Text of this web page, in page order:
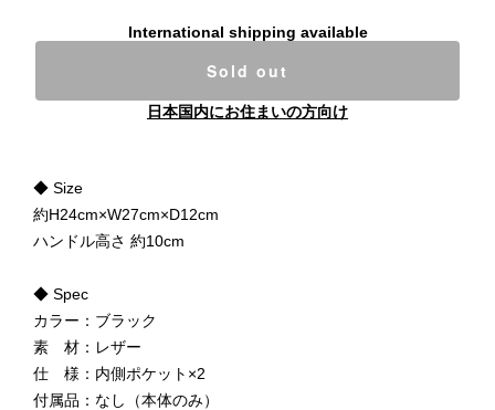
International shipping available
Sold out
日本国内にお住まいの方向け
◆ Size
約H24cm×W27cm×D12cm
ハンドル高さ 約10cm
◆ Spec
カラー：ブラック
素 材：レザー
仕 様：内側ポケット×2
付属品：なし（本体のみ）